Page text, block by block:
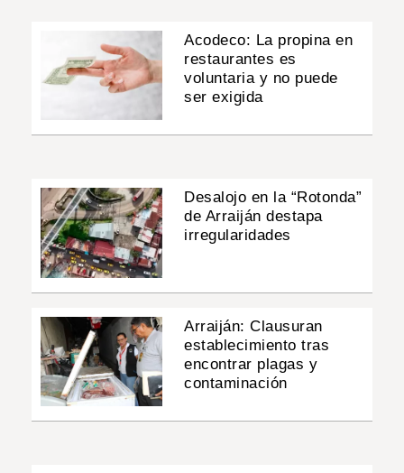
Acodeco: La propina en
restaurantes es
voluntaria y no puede
ser exigida
Desalojo en la “Rotonda”
de Arraiján destapa
irregularidades
Arraiján: Clausuran
establecimiento tras
encontrar plagas y
contaminación